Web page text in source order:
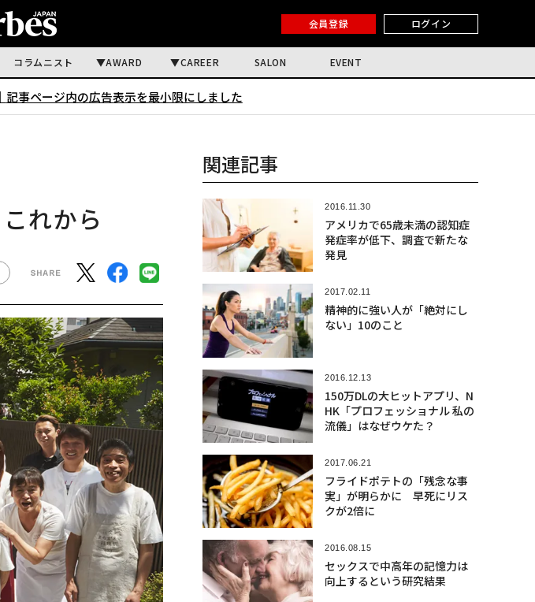
会員登録 ログイン
コラムニスト AWARD CAREER SALON EVENT
記事ページ内の広告表示を最小限にしました
れから
関連記事
2016.11.30
アメリカで65歳未満の認知症
発症率が低下、調査で新たな
発見
2017.02.11
精神的に強い人が「絶対にし
ない」10のこと
2016.12.13
150万DLの大ヒットアプリ、N
HK「プロフェッショナル 私の
流儀」はなぜウケた？
2017.06.21
フライドポテトの「残念な事
実」が明らかに 早死にリス
クが2倍に
2016.08.15
セックスで中高年の記憶力は
向上するという研究結果